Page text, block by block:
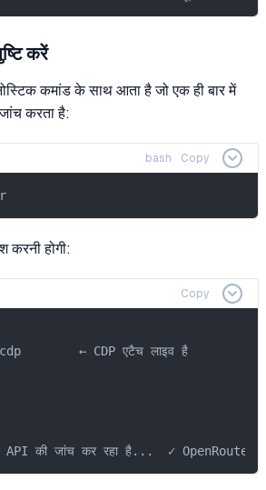
करें
कमांड के साथ आता है जो एक ही बार में
करता है:
bash Copy
होगी:
Copy
← CDP एटैच लाइव है
की जांच कर रहा है...  ✓ OpenRouter